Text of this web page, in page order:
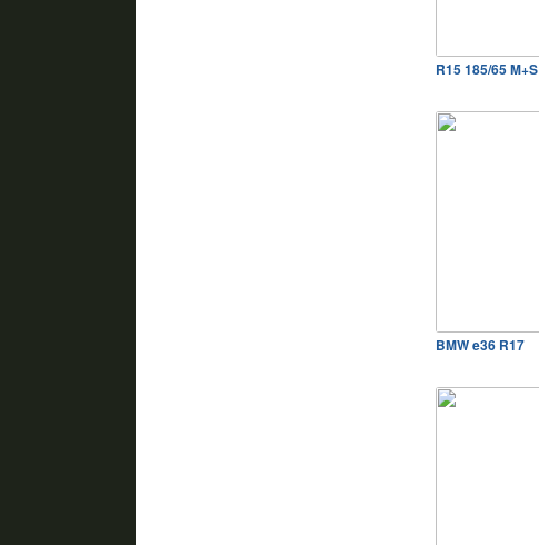
R15 185/65 M+S
BMW e36 R17